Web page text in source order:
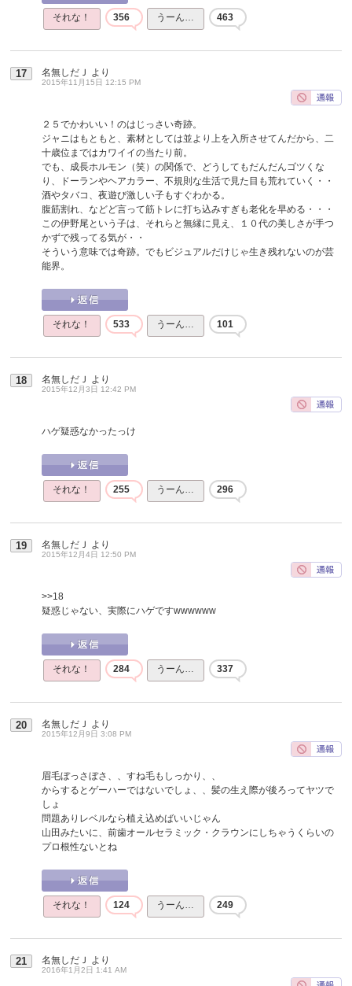
それな！ 356 うーん… 463
17 名無しだＪ より
2015年11月15日 12:15 PM
２５でかわいい！のはじっさい奇跡。
ジャニはもともと、素材としては並より上を入所させてんだから、二
十歳位まではカワイイの当たり前。
でも、成長ホルモン（笑）の関係で、どうしてもだんだんゴツくな
り、ドーランやヘアカラー、不規則な生活で見た目も荒れていく・・
酒やタバコ、夜遊び激しい子もすぐわかる。
腹筋割れ、などど言って筋トレに打ち込みすぎも老化を早める・・・
この伊野尾という子は、それらと無縁に見え、１０代の美しさが手つ
かずで残ってる気が・・
そういう意味では奇跡。でもビジュアルだけじゃ生き残れないのが芸
能界。
それな！ 533 うーん… 101
18 名無しだＪ より
2015年12月3日 12:42 PM
ハゲ疑惑なかったっけ
それな！ 255 うーん… 296
19 名無しだＪ より
2015年12月4日 12:50 PM
>>18
疑惑じゃない、実際にハゲですwwwwww
それな！ 284 うーん… 337
20 名無しだＪ より
2015年12月9日 3:08 PM
眉毛ぼっさぼさ、、すね毛もしっかり、、
からするとゲーハーではないでしょ、、髪の生え際が後ろってヤツで
しょ
問題ありレベルなら植え込めばいいじゃん
山田みたいに、前歯オールセラミック・クラウンにしちゃうくらいの
プロ根性ないとね
それな！ 124 うーん… 249
21 名無しだＪ より
2016年1月2日 1:41 AM